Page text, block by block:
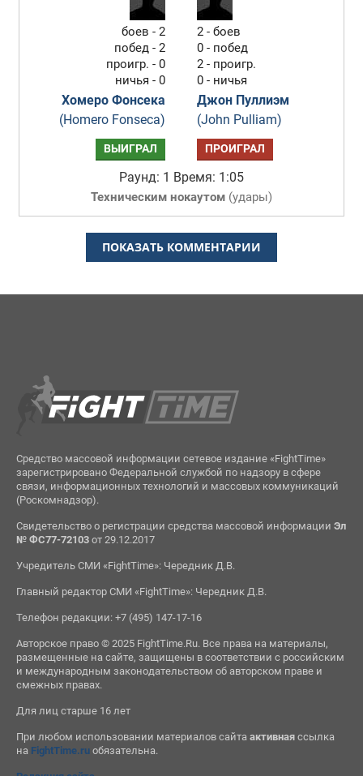
боев - 2
побед - 2
проигр. - 0
ничья - 0
Хомеро Фонсека
(Homero Fonseca)
2 - боев
0 - побед
2 - проигр.
0 - ничья
Джон Пуллиэм
(John Pulliam)
ВЫИГРАЛ ПРОИГРАЛ
Раунд: 1 Время: 1:05
Техническим нокаутом(удары)
ПОКАЗАТЬ КОММЕНТАРИИ
Средство массовой информации сетевое издание «FightTime»
зарегистрировано Федеральной службой по надзору в сфере
связи, информационных технологий и массовых коммуникаций
(Роскомнадзор).
Свидетельство о регистрации средства массовой информации Эл
№ ФС77-72103от 29.12.2017
Учредитель СМИ «FightTime»: Чередник Д.В.
Главный редактор СМИ «FightTime»: Чередник Д.В.
Телефон редакции: +7 (495) 147-17-16
Авторское право © 2025 FightTime.Ru. Все права на материалы,
размещенные на сайте, защищены в соответствии с российским
и международным законодательством об авторском праве и
смежных правах.
Для лиц старше 16 лет
При любом использовании материалов сайта активнаяссылка
на FightTime.ruобязательна.